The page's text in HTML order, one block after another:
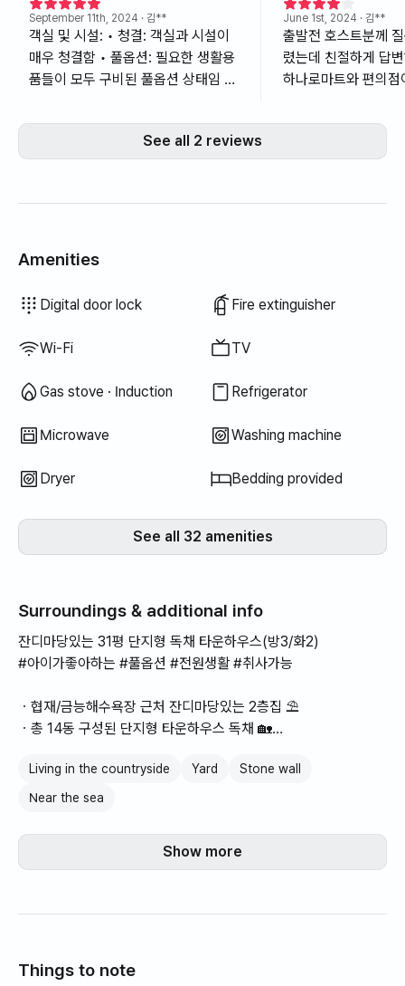
September 11th, 2024 · 김**
객실 및 시설: • 청결: 객실과 시설이
매우 청결함 • 풀옵션: 필요한 생활용
품들이 모두 구비된 풀옵션 상태임 •
함께 야외에서 즐길 수 있음 • 시내 근
처: 시내와 가까운 위치로, 접근성이
• 친절함: 운영자가 매우 친절하게 서
단위로 머물기 좋으며, 인원수 제한이
한 놀이공간이 마련되어 있음 아쉬운
점: • 후기 없음: 아직 후기가 없어 정
보를 얻기 어려움. 그러나 이 장점을
알리기 위해 후기를 작성함 • 청소비
별도: 임대료 외에 청소비가 추가되
며, 숙박일수와 상관없이 1회성으로
청구됨. 임대료에 포함되면 고객 부담
이 커질 수 있어 실비로 정액 부과한
다고 함 • 개인 위생용품 부재: 공간
임대 서비스이기 때문에 개인 위생용
음. 하지만 근처 마트에서 저렴하게
구입 가능하며, 합리적인 금액대 임대
June 1st, 2024 · 김**
출발전 호스트분께
렸는데 친절하게 답
하나로마트와 편의
상태는 청소업체가
은 청소비+1일 만원
See all 2 reviews
Amenities
Digital door lock Fire extinguisher
Wi-Fi TV
Gas stove · Induction Refrigerator
Microwave Washing machine
Dryer Bedding provided
Extra bedding available
Air conditioner
Dining table & chairs
Wardrobe
Sofa
Unavailable:
Key lock
Unavailable:
Outdoor CCTV
Unavailable:
Security office · Guard
Unavailable:
Shared gas stove · Induction
Unavailable:
Shared refrigerator
Unavailable:
Shared microwave
Unavailable:
Shared washing machine
Unavailable:
Shared dryer
Unavailable:
Boiler (city gas)
Unavailable:
Desk
Hair dryer
Topper · Foldable mattress
Blinds
Blackout curtains
Broom
Vacuum cleaner
Electric kettle
Rice cooker
Cooking tools (board, knife, scissors, etc.)
Pots & pans
Basic tableware (bowls, cups, etc.)
Outdoor BBQ
Terrace
Clothing rack
Floor dining table
LPG gas
Drying rack
Unavailable: Bathtub
Unavailable: Bidet
Unavailable: Filtered showerhead
Unavailable: Body wash
Unavailable: Shampoo · Conditioner
Unavailable: Soap
Unavailable: Toilet paper
Unavailable: Toothbrush
Unavailable: Toothpaste
Unavailable: Towels
Unavailable: Laundry detergent
Unavailable: Fabric softener
Unavailable: Dish soap
Unavailable: Food waste bags
Unavailable: Trash bags
Unavailable: Dish cloth
Unavailable: Scrub sponge
Unavailable: Elevator
Unavailable: Free fitness center
Unavailable: Swimming pool
Unavailable: Free shared sauna
Unavailable: Spa · Whirlpool
Unavailable: Jacuzzi · Hinoki bath
Unavailable: Sofa bed
Unavailable: Fan
Unavailable: Electric boiler
Unavailable: Kerosene heating
Unavailable: Renewable energy
Unavailable: Projector
Unavailable: Wired internet
Unavailable: Iron
Unavailable: Washer-dryer combo
See all 32 amenities
Surroundings & additional info
잔디마당있는 31평 단지형 독채 타운하우스(방3/화2)
#아이가좋아하는 #풀옵션 #전원생활 #취사가능
ㆍ협재/금능해수욕장 근처 잔디마당있는 2층집 ⛱️
ㆍ총 14동 구성된 단지형 타운하우스 독채 🏡
ㆍ하나로마트, 해수욕장, 3대 배달앱 가능 🛵
ㆍ각종 편의시설(의원,약국,학교,유치원,카페,맛집)
※ 1개월 이상 장기간 임대 환영(별도 문의)
ㆍ주차는 최대 2대까지 가능
Living in the countryside Yard
Stone wall
Near the sea
Show more
Things to note